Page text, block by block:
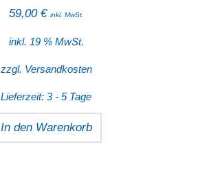
59,00 € inkl. MwSt.
inkl. 19 % MwSt.
zzgl. Versandkosten
Lieferzeit: 3 - 5 Tage
In den Warenkorb